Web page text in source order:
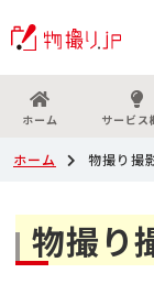
ホーム サービス
ホーム 物撮り撮
物撮り